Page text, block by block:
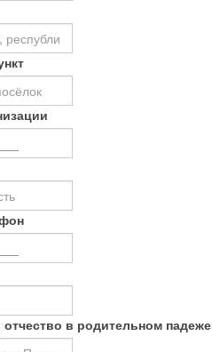
в родительном падеже